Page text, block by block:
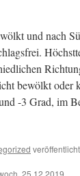
und nach
bewölkt
-3 Grad, im
25.12.2019